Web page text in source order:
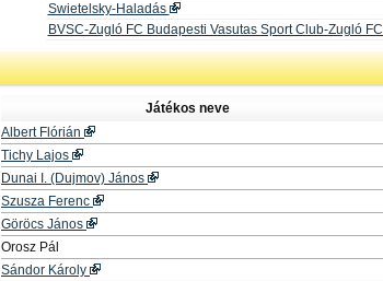
Swietelsky-Haladás
BVSC-Zugló FC Budapesti Vasutas Sport Club-Zugló FC
Játékos neve
Albert Flórián
Tichy Lajos
Dunai I. (Dujmov) János
Szusza Ferenc
Göröcs János
Orosz Pál
Sándor Károly